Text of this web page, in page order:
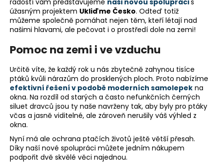
úžasným projektem Ukliďme Česko. Odteď totiž
můžeme společně pomáhat nejen těm, kteří létají nad
našimi hlavami, ale pečovat i o prostředí dole na zemi!
Pomoc na zemi i ve vzduchu
Určitě víte, že každý rok u nás zbytečně zahynou tisíce
ptáků kvůli nárazům do prosklených ploch. Proto nabízíme
efektivní řešení v podobě moderních samolepek na
okna. Na rozdíl od starých a často nefunkčních černých
siluet dravců jsou ty naše navrženy tak, aby byly pro ptáky
včas a jasně viditelné, ale zároveň nerušily váš výhled z
okna.
Nyní má ale ochrana ptačích životů ještě větší přesah.
Díky naší nové spolupráci můžete jedním nákupem
podpořit dvě skvělé věci najednou.
t
ř
e
b
u
j
e
t
e
n
a
j
í